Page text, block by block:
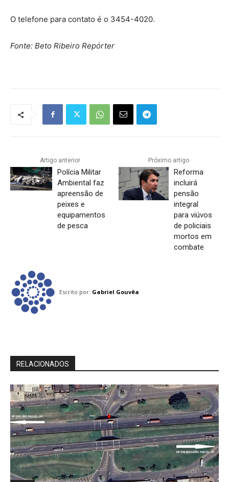
O telefone para contato é o 3454-4020.
Fonte: Beto Ribeiro Repórter
Artigo anterior
Polícia Militar
Ambiental faz
apreensão de
peixes e
equipamentos
de pesca
Próximo artigo
Reforma
incluirá
pensão
integral
para viúvos
de policiais
mortos em
combate
Escrito por: Gabriel Gouvêa
RELACIONADOS